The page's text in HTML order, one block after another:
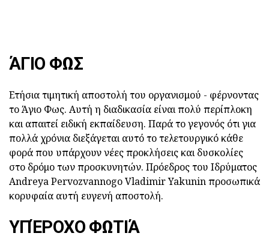
ΆΓΙΟ ΦΩΣ
Ετήσια τιμητική αποστολή του οργανισμού - φέρνοντας
το Άγιο Φως. Αυτή η διαδικασία είναι πολύ περίπλοκη
και απαιτεί ειδική εκπαίδευση. Παρά το γεγονός ότι για
πολλά χρόνια διεξάγεται αυτό το τελετουργικό κάθε
φορά που υπάρχουν νέες προκλήσεις και δυσκολίες
στο δρόμο των προσκυνητών. Πρόεδρος του Ιδρύματος
Andreya Pervozvannogo Vladimir Yakunin προσωπικά
κορυφαία αυτή ευγενή αποστολή.
ΥΠΈΡΟΧΟ ΦΩΤΙΆ